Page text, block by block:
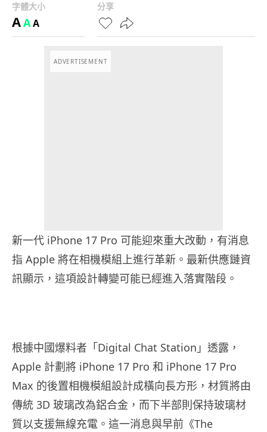
字體大小
AAA
分享
ADVERTISEMENT
新一代 iPhone 17 Pro 可能迎來重大改動，有消息
指 Apple 將在相機模組上進行革新。最新供應鏈資
訊顯示，這項設計轉變可能已經進入落實階段。
根據中國爆料者「Digital Chat Station」透露，
Apple 計劃將 iPhone 17 Pro 和 iPhone 17 Pro
Max 的後置相機模組設計成橫向長方形，材質將由
傳統 3D 玻璃改為鋁合金，而下半部則保持玻璃材
質以支援無線充電。這一消息與早前《The